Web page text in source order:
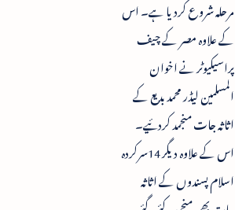
مرحلہ شروع کردیا ہے۔ اس
کے علاوہ مصر کے چیف
پراسیکیوٹر نے اخوان
المسلمین لیڈر محمد بدیع کے
اثاثہ جات منجمد کردئیے۔
اس کے علاوہ دیگر 14سرکردہ
اسلام پسندوں کے اثاثہ